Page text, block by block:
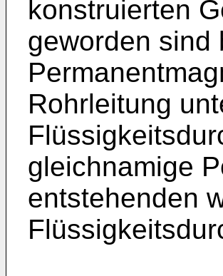
konstruierten
geworden sind
Rohrleitung
gleichnamige
entstehenden